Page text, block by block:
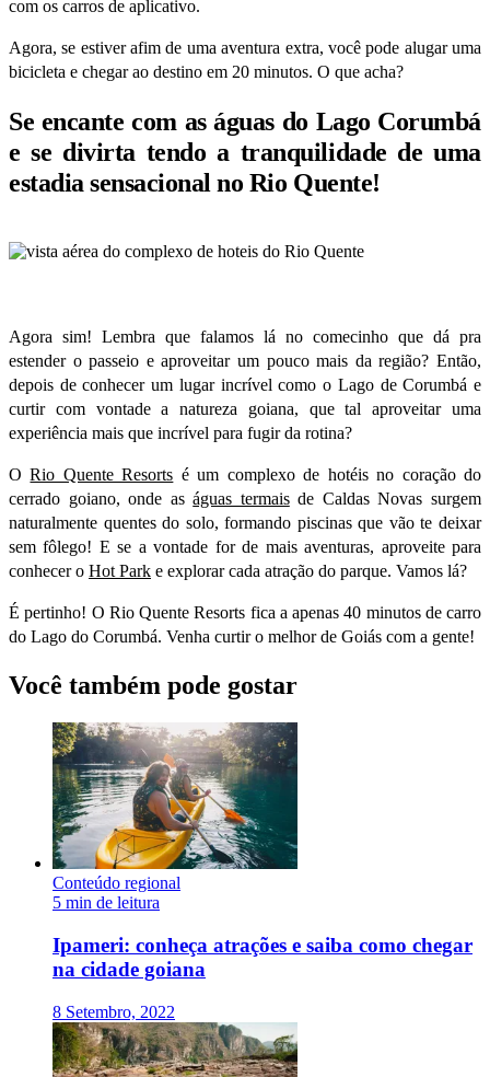
com os carros de aplicativo.
Agora, se estiver afim de uma aventura extra, você pode alugar uma
bicicleta e chegar ao destino em 20 minutos. O que acha?
Se encante com as águas do Lago Corumbá
e se divirta tendo a tranquilidade de uma
estadia sensacional no Rio Quente!
Agora sim! Lembra que falamos lá no comecinho que dá pra
estender o passeio e aproveitar um pouco mais da região? Então,
depois de conhecer um lugar incrível como o Lago de Corumbá e
curtir com vontade a natureza goiana, que tal aproveitar uma
experiência mais que incrível para fugir da rotina?
ORio Quente Resorts é um complexo de hotéisno coração do
cerrado goiano, onde aságuas termaisde Caldas Novas surgem
naturalmente quentes do solo, formando piscinas que vão te deixar
sem fôlego! E se a vontade for de mais aventuras, aproveite para
conhecer o Hot Park e explorar cada atração do parque. Vamos lá?
É pertinho! O Rio Quente Resorts fica a apenas 40 minutos de carro
do Lago do Corumbá. Venha curtir o melhor de Goiás com a gente!
Você também pode gostar
Conteúdo regional
5 min de leitura
Ipameri: conheça atrações e saiba como chegar
na cidade goiana
8 Setembro, 2022